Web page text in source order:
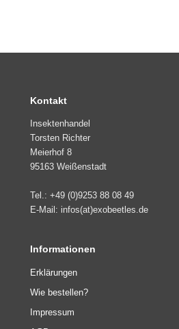
Kontakt
Insektenhandel
Torsten Richter
Meierhof 8
95163 Weißenstadt
Tel.: +49 (0)9253 88 08 49
E-Mail: infos(at)exobeetles.de
Informationen
Erklärungen
Wie bestellen?
Impressum